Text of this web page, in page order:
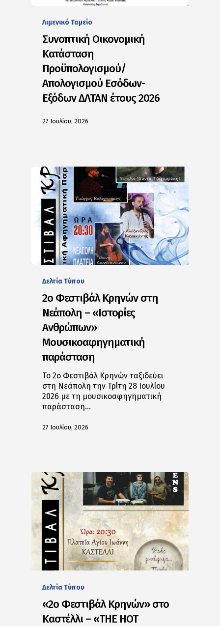
Λιμενικό Ταμείο
Συνοπτική Οικονομική
Κατάσταση
Προϋπολογισμού/
Απολογισμού Εσόδων-
Εξόδων ΔΛΤΑΝ έτους 2026
27 Ιουλίου, 2026
Δελτία Tύπου
2ο Φεστιβάλ Κρηνών στη
Νεάπολη – «Ιστορίες
Ανθρώπων»
Μουσικοαφηγηματική
παράσταση
Το 2ο Φεστιβάλ Κρηνών ταξιδεύει
στη Νεάπολη την Τρίτη 28 Ιουλίου
2026 με τη μουσικοαφηγηματική
παράσταση…
27 Ιουλίου, 2026
Δελτία Tύπου
«2ο Φεστιβάλ Κρηνών» στο
Καστέλλι – «THE HOT